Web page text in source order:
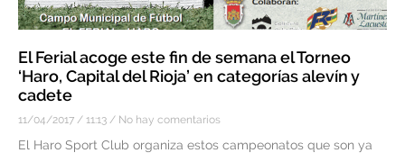
El Ferial acoge este fin de semana el Torneo
‘Haro, Capital del Rioja’ en categorías alevín y
cadete
11/04/2017 11:13 No hay comentarios
El Haro Sport Club organiza estos campeonatos que son ya